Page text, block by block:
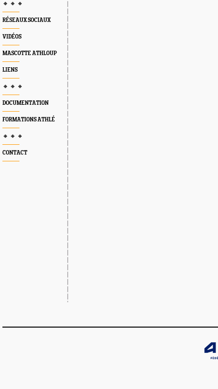
🔸 🔸 🔸
RÉSEAUX SOCIAUX
VIDÉOS
MASCOTTE ATHLOUP
LIENS
🔸 🔸 🔸
DOCUMENTATION
FORMATIONS ATHLÉ
🔸 🔸 🔸
CONTACT